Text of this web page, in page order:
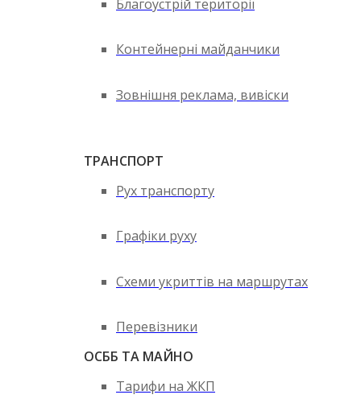
Благоустрій території
Контейнерні майданчики
Зовнішня реклама, вивіски
ТРАНСПОРТ
Рух транспорту
Графіки руху
Схеми укриттів на маршрутах
Перевізники
ОСББ ТА МАЙНО
Тарифи на ЖКП